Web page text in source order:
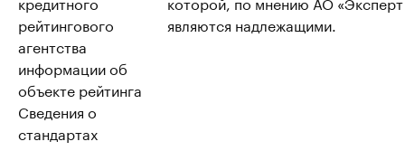
рейтингового
агентства
информации об
объекте рейтинга
являются надлежащими.
Сведения о
стандартах